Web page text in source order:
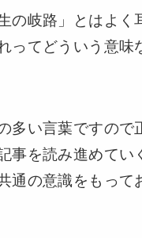
の岐路」とはよく
ってどういう意味
多い言葉ですので
事を読み進めてい
通の意識をもって